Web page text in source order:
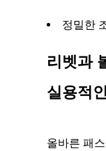
사
하
는
이
는
정밀한
리벳과
실용적
올바른 패